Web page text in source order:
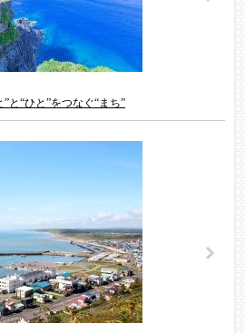
と“ひと”をつなぐ“まち”